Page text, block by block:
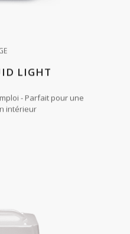
LIGHT
- Parfait pour une
intérieur